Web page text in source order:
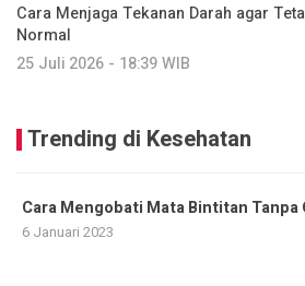
Cara Menjaga Tekanan Darah agar
Normal
25 Juli 2026 - 18:39 WIB
Trending di Kesehatan
Cara Mengobati Mata Bintitan Tanpa
6 Januari 2023